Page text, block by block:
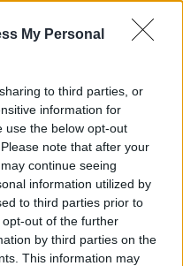
My Personal
to third parties, or
information for
use the below opt-out
note that after your
continue seeing
information utilized by
to third parties prior to
out of the further
by third parties on the
This information may